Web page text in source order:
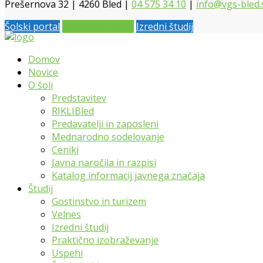
Prešernova 32 | 4260 Bled | 04 575 34 10 | info@vgs-
Šolski portal
Izredni študij
Domov
Novice
O šoli
Predstavitev
RIKLIBled
Predavatelji in zaposleni
Mednarodno sodelovanje
Ceniki
Javna naročila in razpisi
Katalog informacij javnega značaja
Študij
Gostinstvo in turizem
Velnes
Izredni študij
Praktično izobraževanje
Uspehi